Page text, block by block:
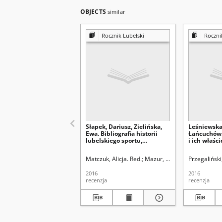
OBJECTS similar
Rocznik Lubelski
Słapek, Dariusz, Zielińska,
Ewa. Bibliografia historii
lubelskiego sportu,
Sportu, Lublin 2013, ss. 132:
Matczuk, Alicja. Red. Mazur, Mariusz. Red nacz.
2016
recenzja
i ich
Lublin
2016
recenzja